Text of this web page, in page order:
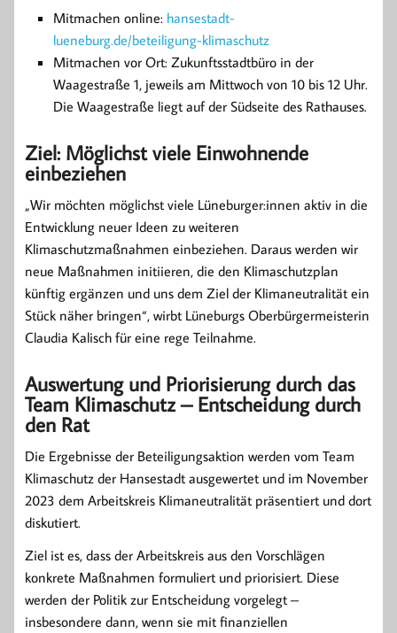
Mitmachen online: hansestadt-
lueneburg.de/beteiligung-klimaschutz
Mitmachen vor Ort: Zukunftsstadtbüro in der
Waagestraße 1, jeweils am Mittwoch von 10 bis 12 Uhr.
Die Waagestraße liegt auf der Südseite des Rathauses.
Ziel: Möglichst viele Einwohnende
einbeziehen
„Wir möchten möglichst viele Lüneburger:innen aktiv in die
Entwicklung neuer Ideen zu weiteren
Klimaschutzmaßnahmen einbeziehen. Daraus werden wir
neue Maßnahmen initiieren, die den Klimaschutzplan
künftig ergänzen und uns dem Ziel der Klimaneutralität ein
Stück näher bringen“, wirbt Lüneburgs Oberbürgermeisterin
Claudia Kalisch für eine rege Teilnahme.
Auswertung und Priorisierung durch das
Team Klimaschutz – Entscheidung durch
den Rat
Die Ergebnisse der Beteiligungsaktion werden vom Team
Klimaschutz der Hansestadt ausgewertet und im November
2023 dem Arbeitskreis Klimaneutralität präsentiert und dort
diskutiert.
Ziel ist es, dass der Arbeitskreis aus den Vorschlägen
konkrete Maßnahmen formuliert und priorisiert. Diese
werden der Politik zur Entscheidung vorgelegt –
insbesondere dann, wenn sie mit finanziellen